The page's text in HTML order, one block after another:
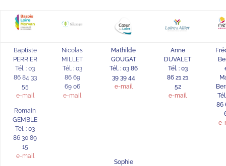
Baptiste
PERRIER
Tél. : 03
86 84 33
55
e-mail
Romain
GEMBLE
Tél. : 03
86 30 89
15
e-mail
Nicolas
MILLET
Tél. : 03
86 69
69 06
e-mail
Mathilde
GOUGAT
Tél. : 03 86
39 39 44
e-mail
Sophie
Anne
DUVALET
Tél. : 03
86 21 21
52
e-mail
86
e-